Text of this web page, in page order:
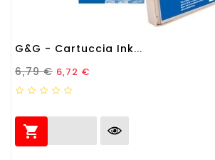
G&G - Cartuccia Ink...
Prezzo Standard
6,79 € Prezzo
6,72 €
